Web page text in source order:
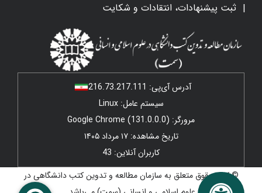
ثبت پیشنهادات، انتقادات و شکایت
آدرس آی‌پی: 216.73.217.111
سیستم عامل: Linux
مرورگر: Google Chrome (131.0.0.0)
تاریخ مشاهده: ۱۷ مرداد ۱۴۰۵
کاربران آنلاین: 43
© کلیه حقوق متعلق به سازمان مطالعه و تدوین کتب دانشگاهی در